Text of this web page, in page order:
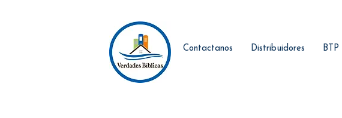
Contactanos Distribuidores BTP